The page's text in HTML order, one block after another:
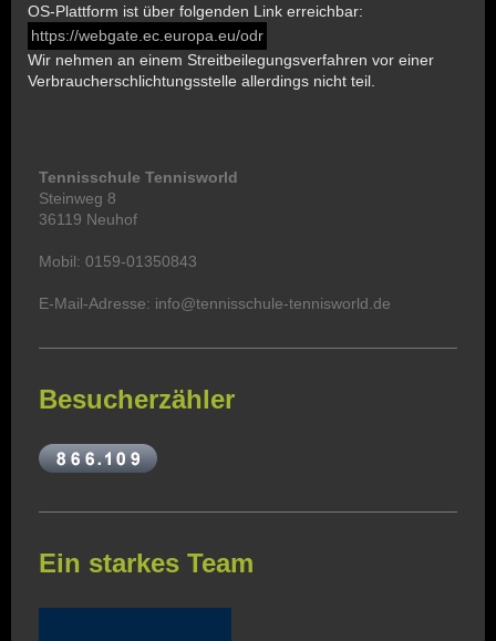
OS-Plattform ist über folgenden Link erreichbar:
https://webgate.ec.europa.eu/odr
Wir nehmen an einem Streitbeilegungsverfahren vor einer
Verbraucherschlichtungsstelle allerdings nicht teil.
Tennisschule Tennisworld
Steinweg 8
36119 Neuhof
Mobil: 0159-01350843
E-Mail-Adresse: info@tennisschule-tennisworld.de
Besucherzähler
Ein starkes Team